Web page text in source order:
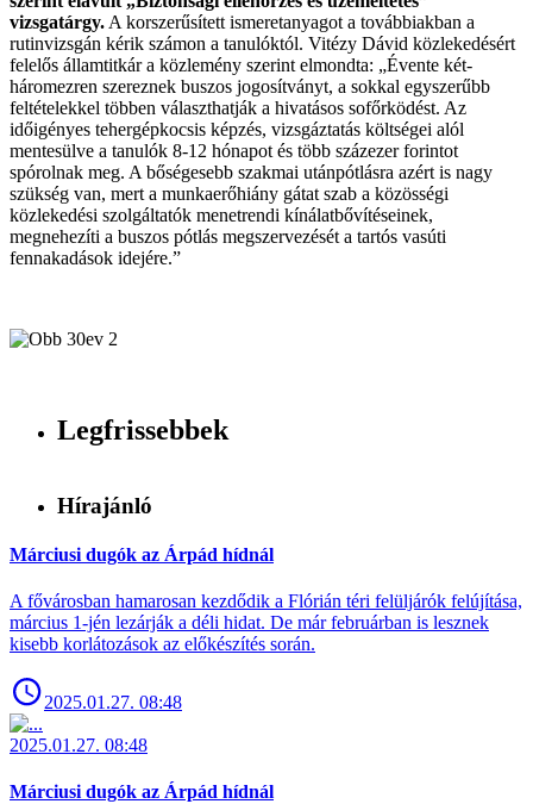
vizsgatárgy. A korszerűsített ismeretanyagot a továbbiakban a
rutinvizsgán kérik számon a tanulóktól. Vitézy Dávid közlekedésért
felelős államtitkár a közlemény szerint elmondta: „Évente két-
háromezren szereznek buszos jogosítványt, a sokkal egyszerűbb
feltételekkel többen választhatják a hivatásos sofőrködést. Az
időigényes tehergépkocsis képzés, vizsgáztatás költségei alól
mentesülve a tanulók 8-12 hónapot és több százezer forintot
spórolnak meg. A bőségesebb szakmai utánpótlásra azért is nagy
szükség van, mert a munkaerőhiány gátat szab a közösségi
közlekedési szolgáltatók menetrendi kínálatbővítéseinek,
megnehezíti a buszos pótlás megszervezését a tartós vasúti
fennakadások idejére.”
Legfrissebbek
Hírajánló
Márciusi dugók az Árpád hídnál
A fővárosban hamarosan kezdődik a Flórián téri felüljárók felújítása,
március 1-jén lezárják a déli hidat. De már februárban is lesznek
kisebb korlátozások az előkészítés során.
2025.01.27. 08:48
2025.01.27. 08:48
Márciusi dugók az Árpád hídnál